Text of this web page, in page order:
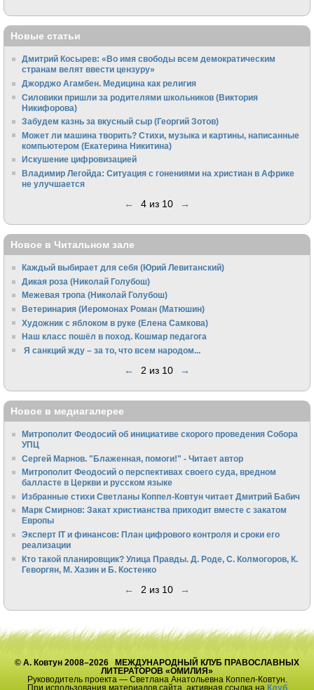
Новые статьи
Дмитрий Косырев: «Во имя свободы всем демократическим
странам велят ввести цензуру»
Джорджо Агамбен. Медицина как религия
Силовики пришли за родителями школьников (Виктория
Никифорова)
Забудем казнь за вкусный сыр (Георгий Зотов)
Может ли машина творить? Стихи, музыка и картины, написанные
компьютером (Екатерина Никитина)
Искушение цифровизацией
Владимир Легойда: Ситуация с гонениями на христиан в Африке
не улучшается
← 4 из 10 →
Новое в Читальном зале
Каждый выбирает для себя (Юрий Левитанский)
Дикая роза (Николай Голубош)
Межевая тропа (Николай Голубош)
Ветеринария (Иеромонах Роман (Матюшин)
Художник с яблоком в руке (Елена Самкова)
Наш класс пошёл в поход. Кошмар педагога
Я санкций жду – за то, что всем народом...
← 2 из 10 →
Новое в медиагалерее
Митрополит Феодосий об инициативе скорого проведения Собора
УПЦ
Сергей Марнов. "Блаженная, помоги!" - Читает автор
Митрополит Феодосий о перспективах своего суда, вредном
балласте в Церкви и русском языке
Избранные стихи Светланы Коппел-Ковтун читает Дмитрий Бабич
Марк Смирнов: Закат христианства приходит вместе с закатом
Европы
Эксперт IT и финансов: План цифрового контроля и сроки его
реализации
Кто такой планировщик? Улица Правды. Д. Роде, С. Колмогоров, К.
Геворгян, М. Хазин и Б. Костенко
← 2 из 10 →
© А. Ковтун 2008–2026 МЕЖДУНАРОДНЫЙ КЛУБ ПРАВОСЛАВНЫХ
ЛИТЕРАТОРОВ «ОМИЛИЯ»
Руководитель проекта — Светлана Анатольевна Коппел-Ковтун.
При использования материалов сайта, активная ссылка на Клуб